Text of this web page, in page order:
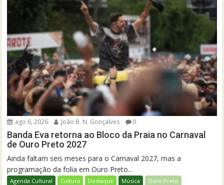
ago 6, 2026 João B. N. Gonçalves 0
Banda Eva retorna ao Bloco da Praia no Carnaval
de Ouro Preto 2027
Ainda faltam seis meses para o Carnaval 2027, mas a
programação da folia em Ouro Preto...
Agenda Cultural Cultura Destaque Música Ouro Preto